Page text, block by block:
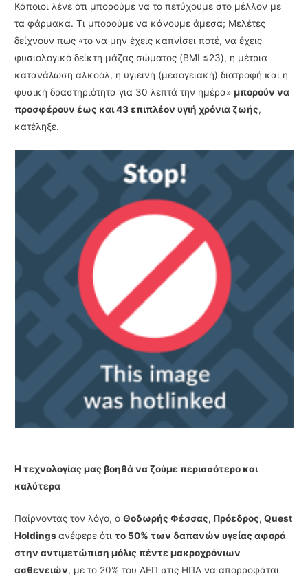
Κάποιοι λένε ότι μπορούμε να το πετύχουμε στο μέλλον με
τα φάρμακα. Τι μπορούμε να κάνουμε άμεσα; Μελέτες
δείχνουν πως «το να μην έχεις καπνίσει ποτέ, να έχεις
φυσιολογικό δείκτη μάζας σώματος (BMI ≤23), η μέτρια
κατανάλωση αλκοόλ, η υγιεινή (μεσογειακή) διατροφή και η
φυσική δραστηριότητα για 30 λεπτά την ημέρα»μπορούν να
προσφέρουν έως και 43 επιπλέον υγιή χρόνια ζωής,
κατέληξε.
Η τεχνολογίας μας βοηθά να ζούμε περισσότερο και
καλύτερα
Παίρνοντας τον λόγο, οΘοδωρής Φέσσας, Πρόεδρος, Quest
Holdingsανέφερε ότιτο 50% των δαπανών υγείας αφορά
στην αντιμετώπιση μόλις πέντε μακροχρόνιων
ασθενειών, με το 20% του ΑΕΠ στις ΗΠΑ να απορροφάται